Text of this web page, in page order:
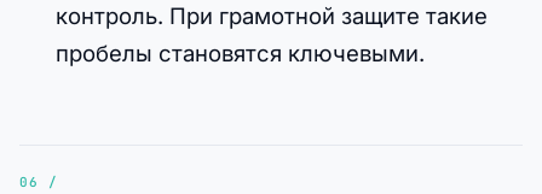
контроль. При грамотной защите такие
пробелы становятся ключевыми.